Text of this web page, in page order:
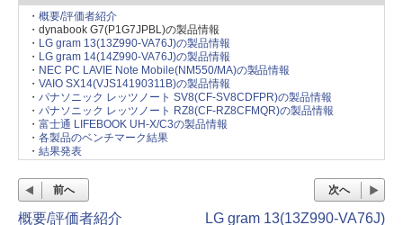
・ 概要/評価者紹介
・dynabook G7(P1G7JPBL)の製品情報
・ LG gram 13(13Z990-VA76J)の製品情報
・ LG gram 14(14Z990-VA76J)の製品情報
・ NEC PC LAVIE Note Mobile(NM550/MA)の製品情報
・ VAIO SX14(VJS14190311B)の製品情報
・ パナソニック レッツノート SV8(CF-SV8CDFPR)の製品情報
・ パナソニック レッツノート RZ8(CF-RZ8CFMQR)の製品情報
・ 富士通 LIFEBOOK UH-X/C3の製品情報
・ 各製品のベンチマーク結果
・ 結果発表
前へ
概要/評価者紹介
次へ
LG gram 13(13Z990-VA76J)